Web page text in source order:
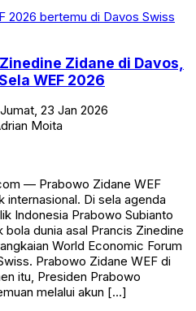
Zidane di Davos,
WEF 2026
23 Jan 2026
Moita
— Prabowo Zidane WEF
internasional. Di sela agenda
Indonesia Prabowo Subianto
dunia asal Prancis Zinedine
World Economic Forum
Prabowo Zidane WEF di
itu, Presiden Prabowo
melalui akun […]